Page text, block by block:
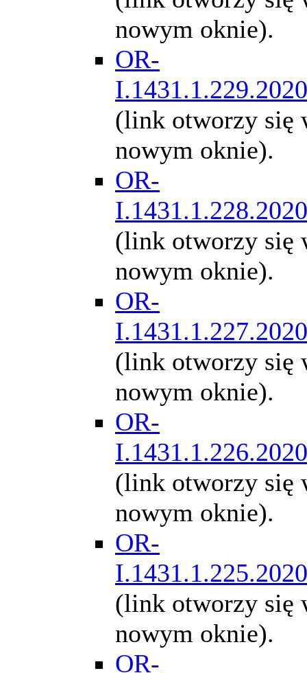
nowym oknie).
OR-
I.1431.1.229.2020
(link otworzy się
nowym oknie).
OR-
I.1431.1.228.2020
(link otworzy się
nowym oknie).
OR-
I.1431.1.227.2020
(link otworzy się
nowym oknie).
OR-
I.1431.1.226.2020
(link otworzy się
nowym oknie).
OR-
I.1431.1.225.2020
(link otworzy się
nowym oknie).
OR-